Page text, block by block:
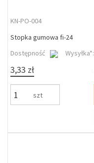
KN-PO-004
Stopka gumowa fi-24
Dostępność
Wysyłka*:
3,33 zł
szt